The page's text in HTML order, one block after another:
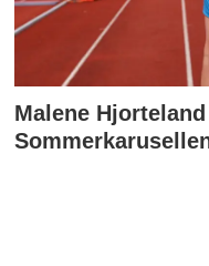
Malene